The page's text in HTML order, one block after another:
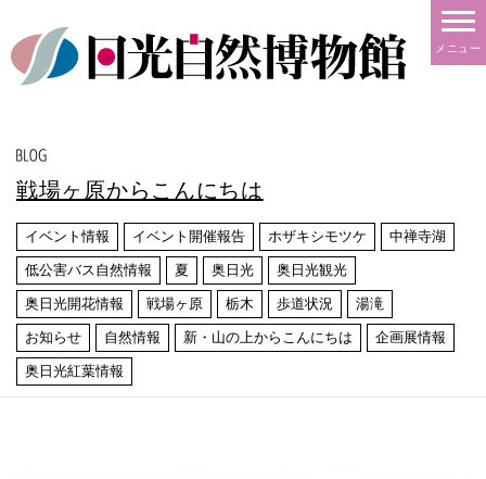
メニュー
戦場ヶ原からこんにちは
イベント情報 イベント開催報告 ホザキシモツケ 中禅寺湖
低公害バス自然情報 夏 奥日光 奥日光観光
奥日光開花情報 戦場ヶ原 栃木 歩道状況 湯滝
お知らせ 自然情報 新・山の上からこんにちは 企画展情報
奥日光紅葉情報